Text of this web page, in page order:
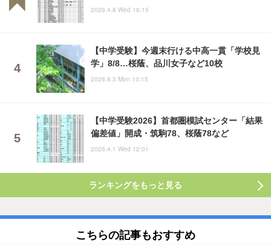
2026.4.8 Wed 16:15
【中学受験】今週末行ける中高一貫「学校見
学」8/8…桜蔭、品川女子など10校
2026.8.3 Mon 10:15
【中学受験2026】首都圏模試センター「結果
偏差値」開成・筑駒78、桜蔭78など
2026.4.1 Wed 12:01
ランキングをもっと見る
こちらの記事もおすすめ